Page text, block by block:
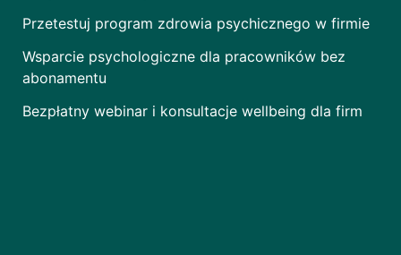
Przetestuj program zdrowia psychicznego w firmie
Wsparcie psychologiczne dla pracowników bez
abonamentu
Bezpłatny webinar i konsultacje wellbeing dla firm